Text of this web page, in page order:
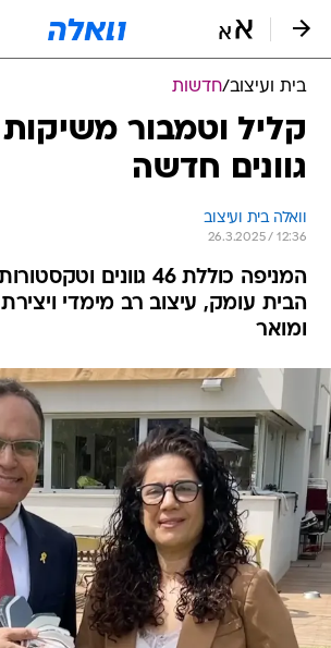
בית ועיצוב/חדשות
קליל וטמבור
גוונים חדשה
וואלה בית ועיצוב
26.3.2025 / 12:36
המניפה כוללת 46 גוונים
הבית עומק, עיצוב רב מימדי
ומואר